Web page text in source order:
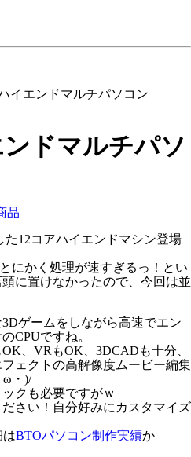
イエンドマルチパソコン
ドマルチパソ
品
た12コアハイエンドマシン登場
にかく処理が速すぎるっ！とい
に置けなかったので、今回は並
ゲームをしながら高速でエン
CPUですね。
、VRもOK、3DCADも十分、
ェクトの高解像度ムービー編集
ω・)/
クも必要ですがｗ
さい！自分好みにカスタマイズ
はBTOパソコン制作実績か